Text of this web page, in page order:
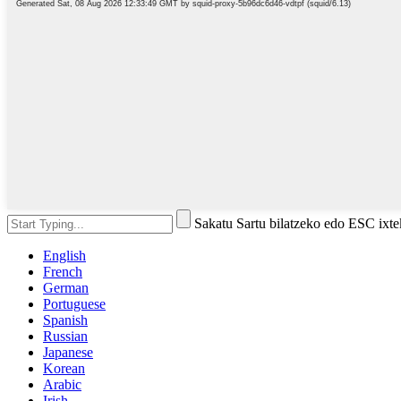
Sakatu Sartu bilatzeko edo ESC
English
French
German
Portuguese
Spanish
Russian
Japanese
Korean
Arabic